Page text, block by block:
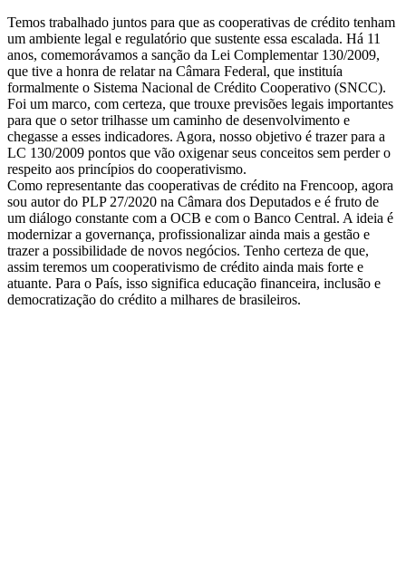
Temos trabalhado juntos para que as cooperativas de crédito tenham
um ambiente legal e regulatório que sustente essa escalada. Há 11
anos, comemorávamos a sanção da Lei Complementar 130/2009,
que tive a honra de relatar na Câmara Federal, que instituía
formalmente o Sistema Nacional de Crédito Cooperativo (SNCC).
Foi um marco, com certeza, que trouxe previsões legais importantes
para que o setor trilhasse um caminho de desenvolvimento e
chegasse a esses indicadores. Agora, nosso objetivo é trazer para a
LC 130/2009 pontos que vão oxigenar seus conceitos sem perder o
respeito aos princípios do cooperativismo.
Como representante das cooperativas de crédito na Frencoop, agora
sou autor do PLP 27/2020 na Câmara dos Deputados e é fruto de
um diálogo constante com a OCB e com o Banco Central. A ideia é
modernizar a governança, profissionalizar ainda mais a gestão e
trazer a possibilidade de novos negócios. Tenho certeza de que,
assim teremos um cooperativismo de crédito ainda mais forte e
atuante. Para o País, isso significa educação financeira, inclusão e
democratização do crédito a milhares de brasileiros.